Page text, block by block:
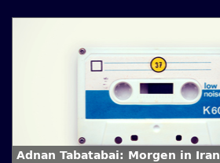
Adnan Tabatabai: Morgen in Iran